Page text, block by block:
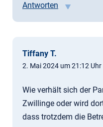
Antworten
Tiffany T.
2. Mai 2024 um 21:12 Uhr
Wie verhält sich der
Zwillinge oder wird
dass trotzdem die